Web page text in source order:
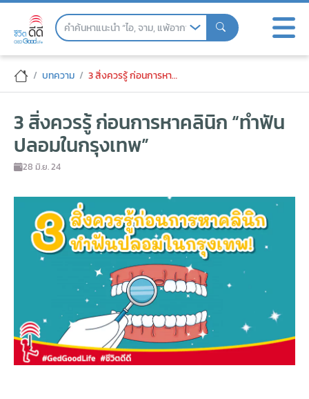
Skip
3 สิ่งควรรู้ ก่อนการหาคลินิก “ทำฟันปลอมใ
บทความ 3 สิ่งควรรู้ ก่อนการหาคลินิก “ทำฟันปลอมในกรุงเทพ”
3 สิ่งควรรู้ ก่อนการหาคลินิก “ทำฟัน
ปลอมในกรุงเทพ”
28 มิ.ย. 24